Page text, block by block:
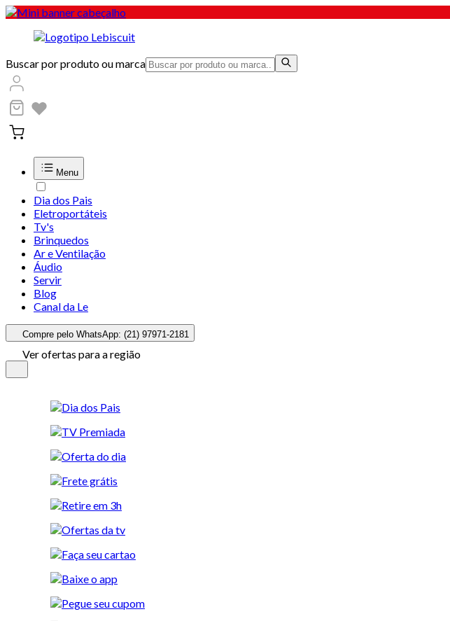
Buscar por produto ou marca
Menu
Dia dos Pais
Eletroportáteis
Tv's
Brinquedos
Ar e Ventilação
Áudio
Servir
Blog
Canal da Le
Compre pelo WhatsApp: (21) 97971-2181
Ver ofertas para a região